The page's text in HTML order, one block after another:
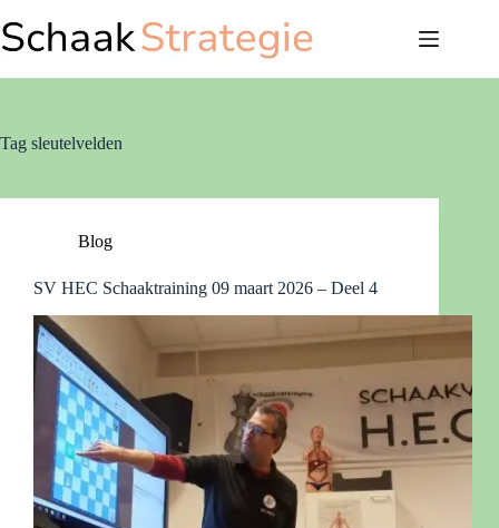
naar
de
Tag sleutelvelden
Blog
SV HEC Schaaktraining 09 maart 2026 – Deel 4